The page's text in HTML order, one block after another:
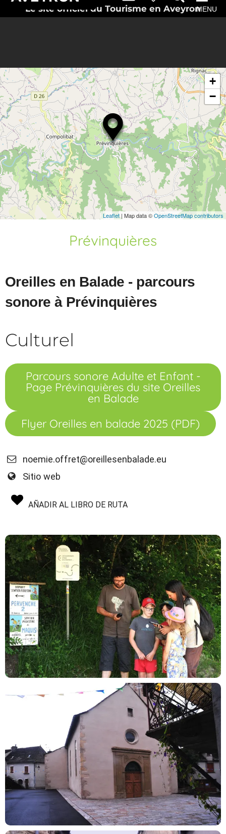
Le site officiel du Tourisme en AveyronMENU
+
−
Leaflet | Map data ©OpenStreetMap contributors
Prévinquières
Oreilles en Balade - parcours
sonore à Prévinquières
Culturel
Parcours sonore Adulte et Enfant -
Page Prévinquières du site Oreilles
en Balade
Flyer Oreilles en balade 2025 (PDF)
noemie.offret@oreillesenbalade.eu
Sitio web
AÑADIR AL LIBRO DE RUTA